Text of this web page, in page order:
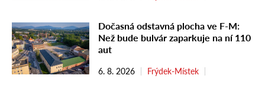
Dočasná odstavná plocha ve F-M:
Než bude bulvár zaparkuje na ní 110
aut
6. 8. 2026 Frýdek-Místek